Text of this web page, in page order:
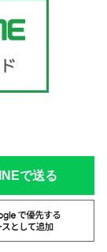
で送る